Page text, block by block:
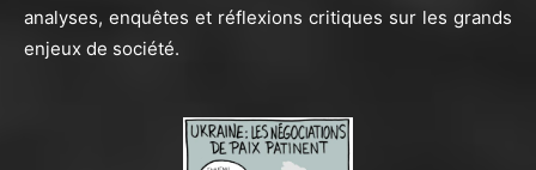
analyses, enquêtes et réflexions critiques sur les grands
enjeux de société.